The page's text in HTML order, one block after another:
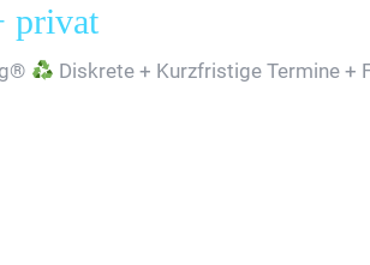
privat
Diskrete + Kurzfristige Termine +